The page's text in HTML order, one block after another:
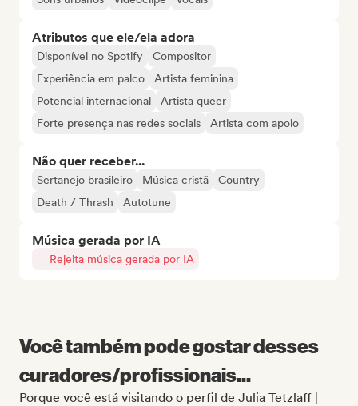
Atributos que ele/ela adora
Disponível no Spotify
Compositor
Experiência em palco
Artista feminina
Potencial internacional
Artista queer
Forte presença nas redes sociais
Artista com apoio
Não quer receber...
Sertanejo brasileiro Música cristã
Country
Death / Thrash
Autotune
Música gerada por IA
Rejeita música gerada por IA
Você também pode gostar desses
curadores/profissionais...
Porque você está visitando o perfil de Julia Tetzlaff |